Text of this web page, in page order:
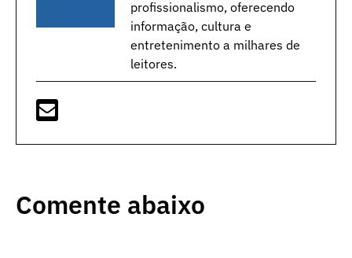
profissionalismo, oferecendo
informação, cultura e
entretenimento a milhares de
leitores.
Comente abaixo